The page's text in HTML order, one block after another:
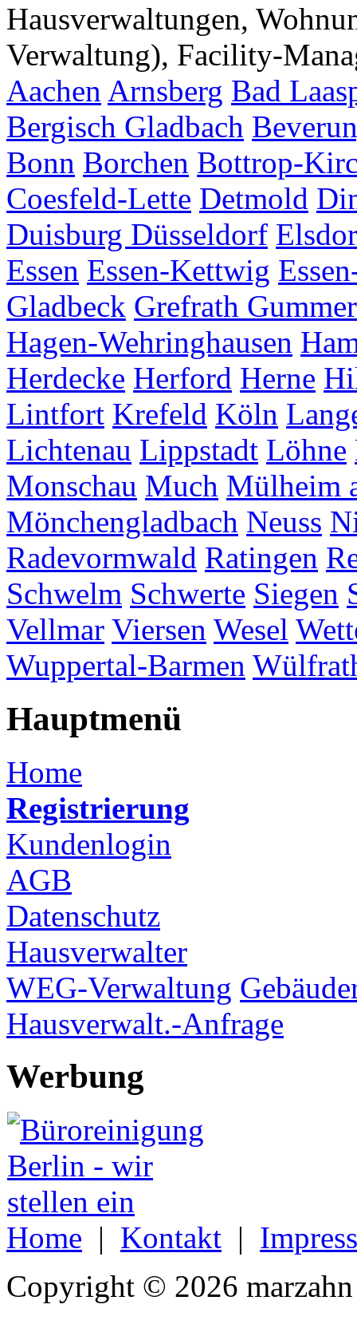
Hausverwaltungen,
Verwaltung), Facility-
Aachen Arnsberg Bad
Bergisch Gladbach
Bonn Borchen Bottrop-
Coesfeld-Lette Detmold
Duisburg Düsseldorf
Essen Essen-Kettwig
Gladbeck Grefrath
Hagen-Wehringhausen
Herdecke Herford Herne
Lintfort Krefeld Köln
Lichtenau Lippstadt Löhne
Monschau Much Mülheim
Mönchengladbach Neuss
Radevormwald Ratingen
Schwelm Schwerte Siegen
Vellmar Viersen Wesel
Wuppertal-Barmen
Hauptmenü
Home
Registrierung
Kundenlogin
AGB
Datenschutz
Hausverwalter
WEG-Verwaltung
Hausverwalt.-Anfrage
Werbung
Home | Kontakt |
Copyright © 2026